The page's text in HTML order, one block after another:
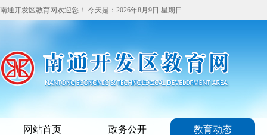
南通开发区教育网欢迎您！ 今天是： 2026年8月9日 星期日
网站首页 政务公开 教育动态